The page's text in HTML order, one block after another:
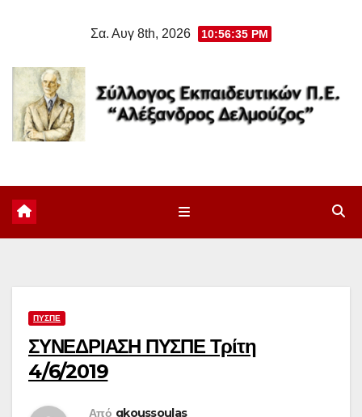
Σα. Αυγ 8th, 2026 10:56:36 PM
ΠΥΣΠΕ
ΣΥΝΕΔΡΙΑΣΗ ΠΥΣΠΕ Τρίτη
4/6/2019
Από gkoussoulas